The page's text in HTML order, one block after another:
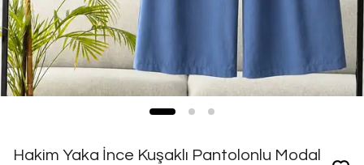
Hakim Yaka İnce Kuşaklı Pantolonlu Modal